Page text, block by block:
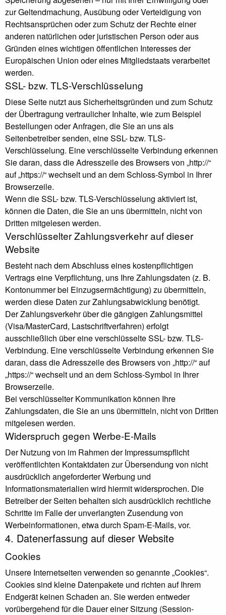
zur Geltendmachung, Ausübung oder Verteidigung von
Rechtsansprüchen oder zum Schutz der Rechte einer
anderen natürlichen oder juristischen Person oder aus
Gründen eines wichtigen öffentlichen Interesses der
Europäischen Union oder eines Mitgliedstaats verarbeitet
werden.
SSL- bzw. TLS-Verschlüsselung
Diese Seite nutzt aus Sicherheitsgründen und zum Schutz
der Übertragung vertraulicher Inhalte, wie zum Beispiel
Bestellungen oder Anfragen, die Sie an uns als
Seitenbetreiber senden, eine SSL- bzw. TLS-
Verschlüsselung. Eine verschlüsselte Verbindung erkennen
Sie daran, dass die Adresszeile des Browsers von „http://“
auf „https://“ wechselt und an dem Schloss-Symbol in Ihrer
Browserzeile.
Wenn die SSL- bzw. TLS-Verschlüsselung aktiviert ist,
können die Daten, die Sie an uns übermitteln, nicht von
Dritten mitgelesen werden.
Verschlüsselter Zahlungsverkehr auf dieser
Website
Besteht nach dem Abschluss eines kostenpflichtigen
Vertrags eine Verpflichtung, uns Ihre Zahlungsdaten (z. B.
Kontonummer bei Einzugsermächtigung) zu übermitteln,
werden diese Daten zur Zahlungsabwicklung benötigt.
Der Zahlungsverkehr über die gängigen Zahlungsmittel
(Visa/MasterCard, Lastschriftverfahren) erfolgt
ausschließlich über eine verschlüsselte SSL- bzw. TLS-
Verbindung. Eine verschlüsselte Verbindung erkennen Sie
daran, dass die Adresszeile des Browsers von „http://“ auf
„https://“ wechselt und an dem Schloss-Symbol in Ihrer
Browserzeile.
Bei verschlüsselter Kommunikation können Ihre
Zahlungsdaten, die Sie an uns übermitteln, nicht von Dritten
mitgelesen werden.
Widerspruch gegen Werbe-E-Mails
Der Nutzung von im Rahmen der Impressumspflicht
veröffentlichten Kontaktdaten zur Übersendung von nicht
ausdrücklich angeforderter Werbung und
Informationsmaterialien wird hiermit widersprochen. Die
Betreiber der Seiten behalten sich ausdrücklich rechtliche
Schritte im Falle der unverlangten Zusendung von
Werbeinformationen, etwa durch Spam-E-Mails, vor.
4. Datenerfassung auf dieser Website
Cookies
Unsere Internetseiten verwenden so genannte „Cookies“.
Cookies sind kleine Datenpakete und richten auf Ihrem
Endgerät keinen Schaden an. Sie werden entweder
vorübergehend für die Dauer einer Sitzung (Session-